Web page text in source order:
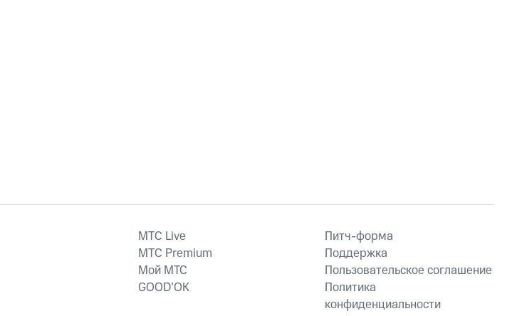
MTС Live
MTС Premium
Мой МТС
GOOD’OK
Питч-форма
Поддержка
Пользовательское соглашение
Политика
конфиденциальности